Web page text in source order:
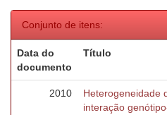
Conjunto de itens:
Data do
documento
Título
2010
Heterogeneidade
interação